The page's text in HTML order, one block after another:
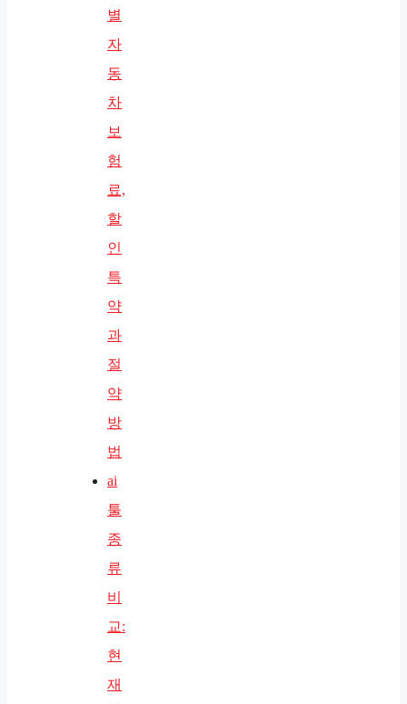
별
자
동
차
보
험
료,
할
인
특
약
과
절
약
방
법
ai
툴
종
류
비
교:
현
재